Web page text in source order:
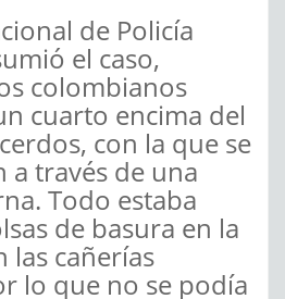
de Policía
el caso,
colombianos
cuarto encima del
con la que se
a través de una
Todo estaba
de basura en la
las cañerías
lo que no se podía